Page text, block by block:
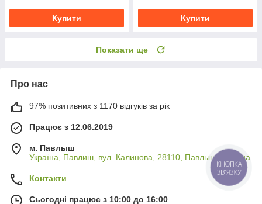
Купити Купити
Показати ще
Про нас
97% позитивних з 1170 відгуків за рік
Працює з 12.06.2019
м. Павлыш
Україна, Павлиш, вул. Калинова, 28110, Павлыш, Україна
Контакти
Сьогодні працює з 10:00 до 16:00
КНОПКА
ЗВ'ЯЗКУ